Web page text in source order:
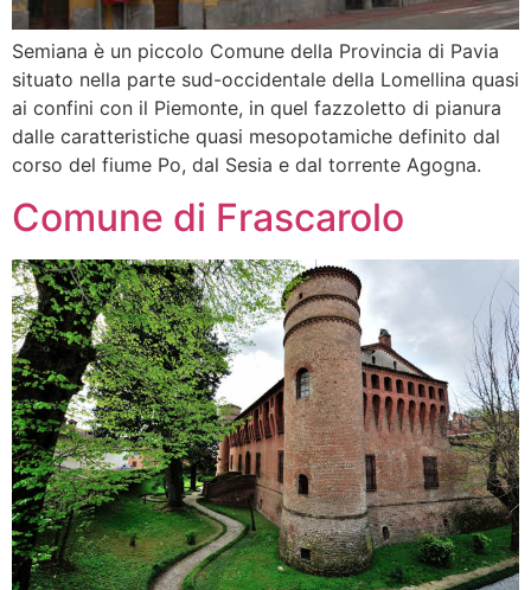
Semiana è un piccolo Comune della Provincia di Pavia
situato nella parte sud-occidentale della Lomellina quasi
ai confini con il Piemonte, in quel fazzoletto di pianura
dalle caratteristiche quasi mesopotamiche definito dal
corso del fiume Po, dal Sesia e dal torrente Agogna.
Comune di Frascarolo